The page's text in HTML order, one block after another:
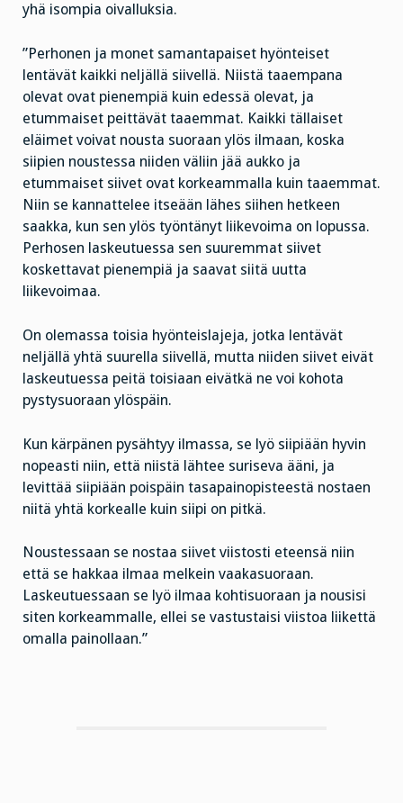
yhä isompia oivalluksia.
”Perhonen ja monet samantapaiset hyönteiset
lentävät kaikki neljällä siivellä. Niistä taaempana
olevat ovat pienempiä kuin edessä olevat, ja
etummaiset peittävät taaemmat. Kaikki tällaiset
eläimet voivat nousta suoraan ylös ilmaan, koska
siipien noustessa niiden väliin jää aukko ja
etummaiset siivet ovat korkeammalla kuin taaemmat.
Niin se kannattelee itseään lähes siihen hetkeen
saakka, kun sen ylös työntänyt liikevoima on lopussa.
Perhosen laskeutuessa sen suuremmat siivet
koskettavat pienempiä ja saavat siitä uutta
liikevoimaa.
On olemassa toisia hyönteislajeja, jotka lentävät
neljällä yhtä suurella siivellä, mutta niiden siivet eivät
laskeutuessa peitä toisiaan eivätkä ne voi kohota
pystysuoraan ylöspäin.
Kun kärpänen pysähtyy ilmassa, se lyö siipiään hyvin
nopeasti niin, että niistä lähtee suriseva ääni, ja
levittää siipiään poispäin tasapainopisteestä nostaen
niitä yhtä korkealle kuin siipi on pitkä.
Noustessaan se nostaa siivet viistosti eteensä niin
että se hakkaa ilmaa melkein vaakasuoraan.
Laskeutuessaan se lyö ilmaa kohtisuoraan ja nousisi
siten korkeammalle, ellei se vastustaisi viistoa liikettä
omalla painollaan.”